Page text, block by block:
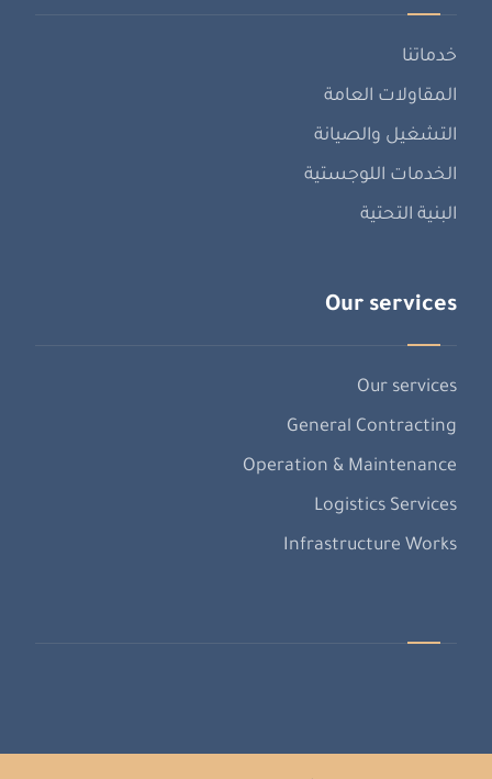
خدماتنا
المقاولات العامة
التشغيل والصيانة
الخدمات اللوجستية
البنية التحتية
Our services
Our services
General Contracting
Operation & Maintenance
Logistics Services
Infrastructure Works